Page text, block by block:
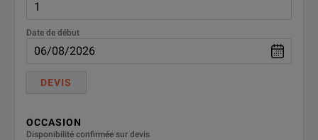
Date de début
DEVIS
OCCASION
Disponibilité confirmée sur devis